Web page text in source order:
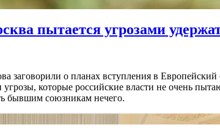
пытается угрозами
заговорили о планах вступления в
которые российские власти не очень
бывшим союзникам нечего.